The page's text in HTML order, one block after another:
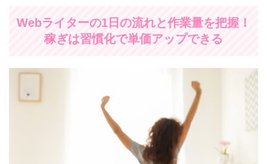
Webライターの1日の流れと作業量を把握！
稼ぎは習慣化で単価アップできる